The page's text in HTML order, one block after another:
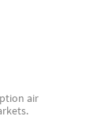
air